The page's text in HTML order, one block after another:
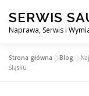
treści
SERWIS
Naprawa, Serwis i
SERWIS DO
Strona główna »Blog »
Śląsku